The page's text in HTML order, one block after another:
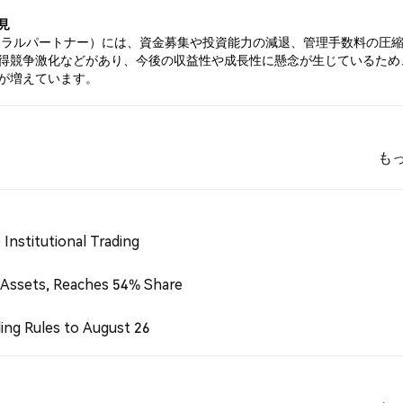
ルパートナー）には、資金募集や投資能力の減退、管理手数料の圧
競争激化などがあり、今後の収益性や成長性に懸念が生じているた
増えています。
も
Institutional Trading
Reaches 54% Share
Rules to August 26